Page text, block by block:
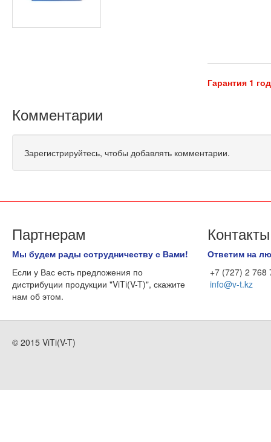
Гарантия 1 год
Комментарии
Зарегистрируйтесь, чтобы добавлять комментарии.
Партнерам
Мы будем рады сотрудничеству с Вами!
Если у Вас есть предложения по
дистрибуции продукции "ViTi(V-T)", скажите
нам об этом.
Контакты
Ответим на
+7 (727) 2 768
info@v-t.kz
© 2015 ViTi(V-T)